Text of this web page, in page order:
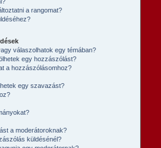
a rangomat?
válaszolhatok egy témában?
egy hozzászólást?
a hozzászólásomhoz?
egy szavazást?
a moderátoroknak?
küldésénél?